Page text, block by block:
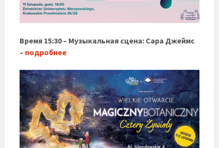
Время 15:30 – Музыкальная сцена: Сара Джеймс
– подробнее